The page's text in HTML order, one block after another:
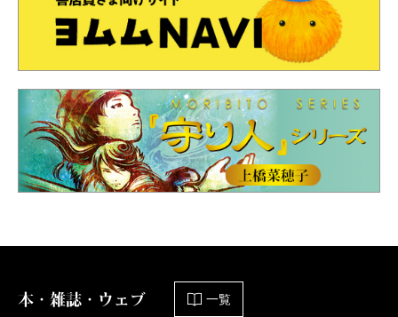
本・雑誌・ウェブ 一覧